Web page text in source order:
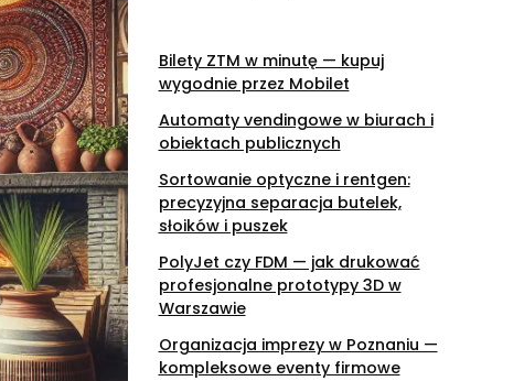
Bilety ZTM w minutę — kupuj
wygodnie przez Mobilet
Automaty vendingowe w biurach i
obiektach publicznych
Sortowanie optyczne i rentgen:
precyzyjna separacja butelek,
słoików i puszek
PolyJet czy FDM — jak drukować
profesjonalne prototypy 3D w
Warszawie
Organizacja imprezy w Poznaniu —
kompleksowe eventy firmowe